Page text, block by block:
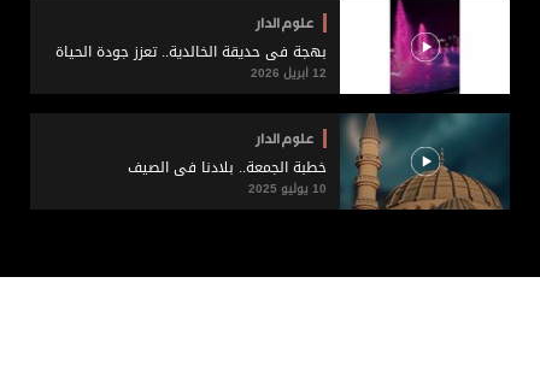
علوم الدار
بهجة في حديقة الخالدية.. تعزز جودة الحياة
12 ابريل 2026
علوم الدار
خطبة الجمعة.. بلادنا في الصيف
10 يوليو 2025